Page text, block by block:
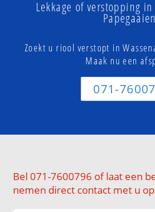
Lekkage of verstopping
Zoekt u riool verstopt in
Maak nu een
071-
Bel 071-7600796 of laat een
nemen direct contact met u